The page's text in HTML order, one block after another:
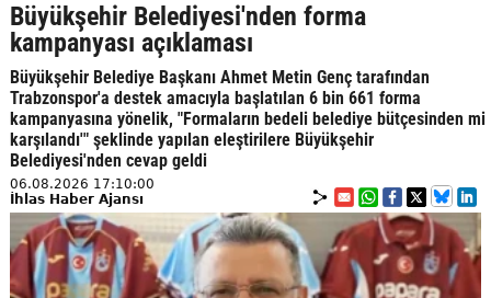
Büyükşehir Belediyesi'nden forma
kampanyası açıklaması
Büyükşehir Belediye Başkanı Ahmet Metin Genç tarafından
Trabzonspor'a destek amacıyla başlatılan 6 bin 661 forma
kampanyasına yönelik, "Formaların bedeli belediye bütçesinden mi
karşılandı'" şeklinde yapılan eleştirilere Büyükşehir
Belediyesi'nden cevap geldi
06.08.2026 17:10:00
İhlas Haber Ajansı